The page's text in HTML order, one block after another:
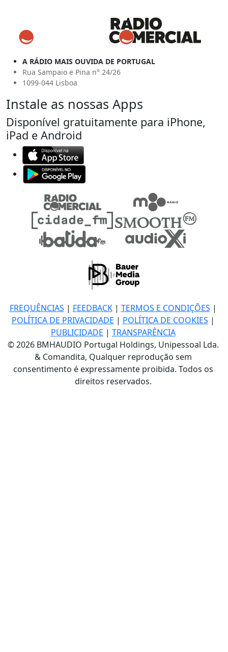
A RÁDIO MAIS OUVIDA DE PORTUGAL
Rua Sampaio e Pina n° 24/26
1099-044 Lisboa
Instale as nossas Apps
Disponível gratuitamente para iPhone,
iPad e Android
FREQUÊNCIAS | FEEDBACK| TERMOS E CONDIÇÕES |
POLÍTICA DE PRIVACIDADE | POLÍTICA DE COOKIES |
PUBLICIDADE | TRANSPARÊNCIA
© 2026 BMHAUDIO Portugal Holdings, Unipessoal Lda.
& Comandita, Qualquer reprodução sem
consentimento é expressamente proibida. Todos os
direitos reservados.